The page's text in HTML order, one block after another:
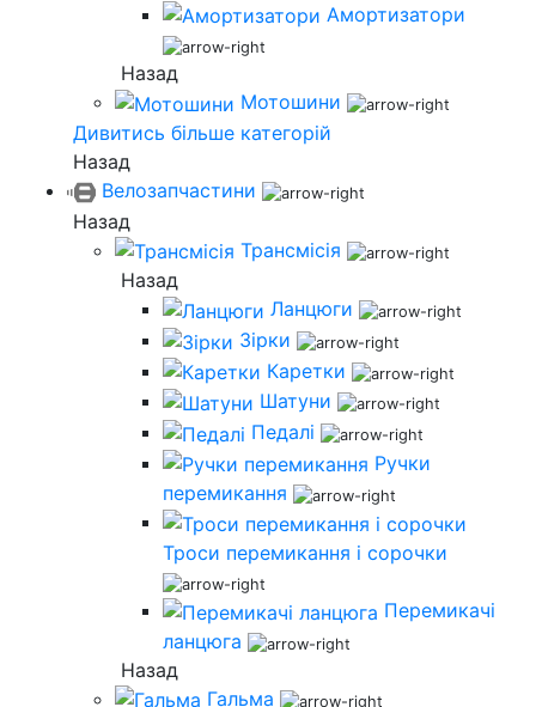
Амортизатори
Назад
Мотошини
Дивитись більше категорій
Назад
Велозапчастини
Назад
Трансмісія
Назад
Ланцюги
Зірки
Каретки
Шатуни
Педалі
Ручки
перемикання
Троси перемикання і сорочки
Перемикачі
ланцюга
Назад
Гальма